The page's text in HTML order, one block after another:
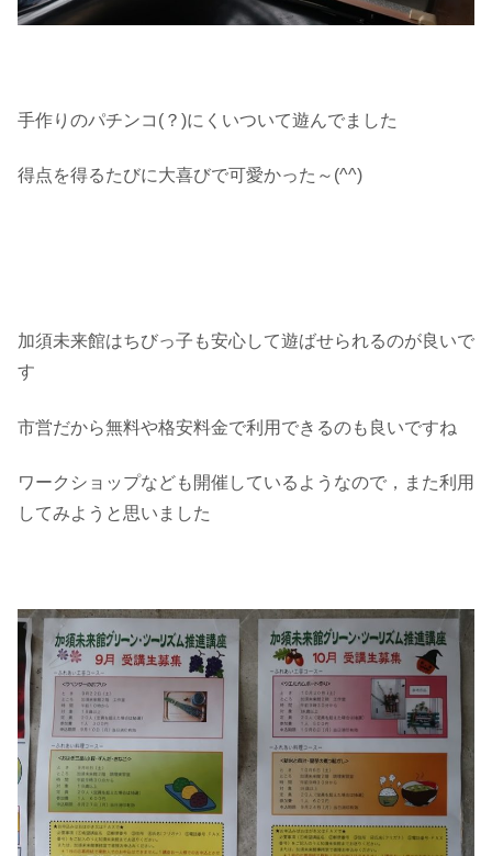
手作りのパチンコ(？)にくいついて遊んでました
得点を得るたびに大喜びで可愛かった～(^^)
加須未来館はちびっ子も安心して遊ばせられるのが良いで
す
市営だから無料や格安料金で利用できるのも良いですね
ワークショップなども開催しているようなので，また利用
してみようと思いました